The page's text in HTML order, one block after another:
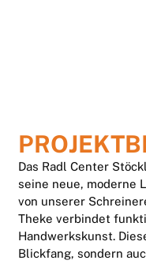
Das Radl Center
seine neue, moderne
von unserer
Theke verbindet
Handwerkskunst.
Blickfang, sondern